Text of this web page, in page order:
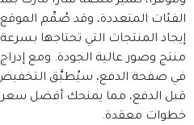
الفئات المتعددة، وقد صُمِّم
إيجاد المنتجات التي تحتاجها
في صفحة الدفع، سيُطبَّق
قبل الدفع، مما يمنحك أفضل
خطوات معقدة.